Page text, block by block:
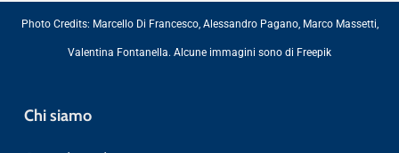
Photo Credits: Marcello Di Francesco, Alessandro Pagano, Marco Massetti,
Valentina Fontanella. Alcune immagini sono di Freepik
Chi siamo